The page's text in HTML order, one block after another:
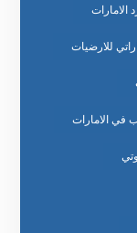
الامارات
للارضيات
في الامارات